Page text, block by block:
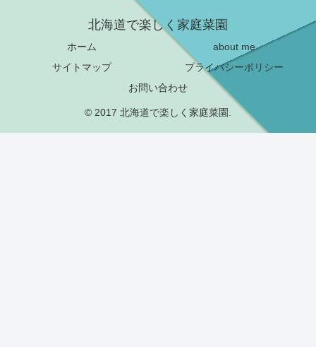
北海道で楽しく家庭菜園
ホーム
about me
サイトマップ
プライバシーポリシー
お問い合わせ
© 2017 北海道で楽しく家庭菜園.